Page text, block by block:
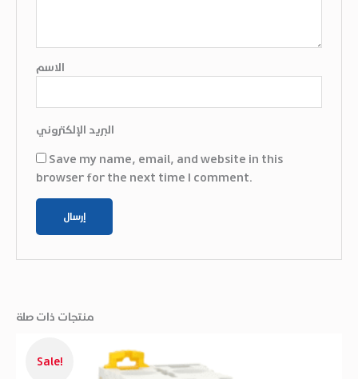
الاسم
البريد الإلكتروني
Save my name, email, and website in this
browser for the next time I comment.
منتجات ذات صلة
Sale!
هو: